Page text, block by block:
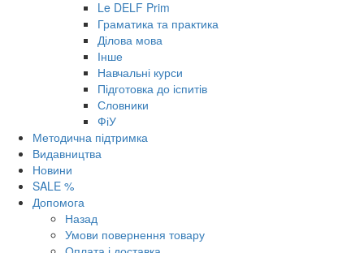
Le DELF Prim
Граматика та практика
Ділова мова
Інше
Навчальні курси
Підготовка до іспитів
Словники
ФіУ
Методична підтримка
Видавництва
Новини
SALE %
Допомога
Назад
Умови повернення товару